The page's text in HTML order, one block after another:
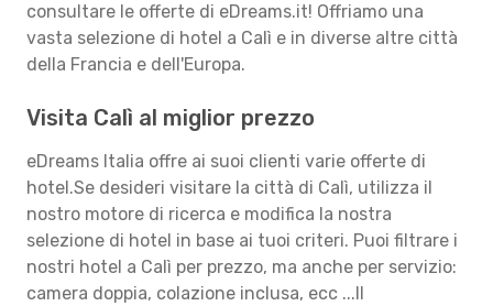
consultare le offerte di eDreams.it! Offriamo una
vasta selezione di hotel a Calì e in diverse altre città
della Francia e dell'Europa.
Visita Calì al miglior prezzo
eDreams Italia offre ai suoi clienti varie offerte di
hotel.Se desideri visitare la città di Calì, utilizza il
nostro motore di ricerca e modifica la nostra
selezione di hotel in base ai tuoi criteri. Puoi filtrare i
nostri hotel a Calì per prezzo, ma anche per servizio:
camera doppia, colazione inclusa, ecc ...Il